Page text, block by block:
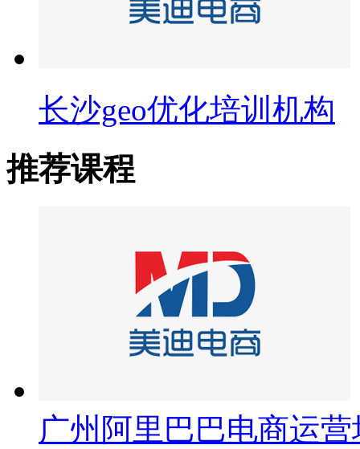
长沙geo优化培训机构
推荐课程
广州阿里巴巴电商运